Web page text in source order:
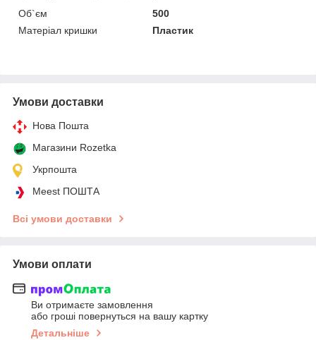
Об`єм
500
Матеріал кришки
Пластик
Умови доставки
Нова Пошта
Магазини Rozetka
Укрпошта
Meest ПОШТА
Всі умови доставки
Умови оплати
Ви отримаєте замовлення
або гроші повернуться на вашу картку
Детальніше